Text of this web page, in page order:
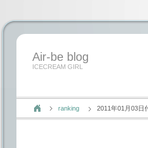
Air-be blog
ICECREAM GIRL
ranking 2011年01月03日